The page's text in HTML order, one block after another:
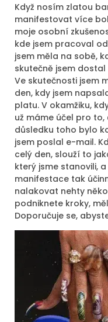
Když nosím zlatou
manifestovat více
moje osobní
kde jsem pracoval
jsem měla na sobě,
skutečně jsem
Ve skutečnosti jsem
den, kdy jsem
platu. V okamžiku,
už máme účel pro
důsledku toho bylo
jsem poslal e-mail.
celý den, slouží to
který jsme stanovili,
manifestace tak
nalakovat nehty
podniknete kroky,
Doporučuje se,